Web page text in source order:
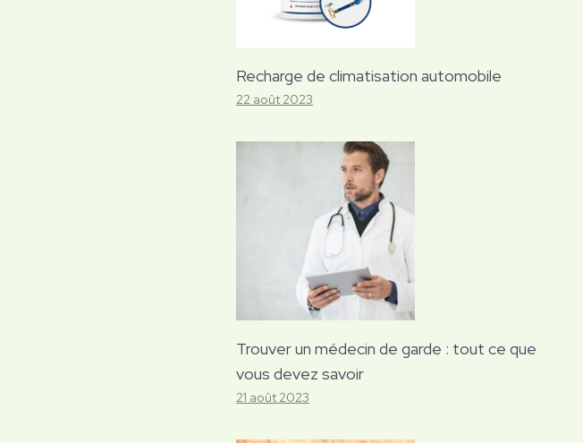
Recharge de climatisation automobile
22 août 2023
Trouver un médecin de garde : tout ce que
vous devez savoir
21 août 2023